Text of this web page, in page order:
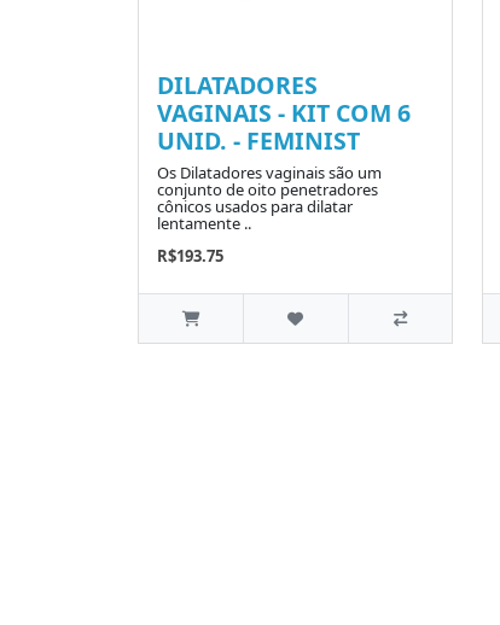
DILATADORES
VAGINAIS - KIT COM 6
UNID. - FEMINIST
Os Dilatadores vaginais são um
conjunto de oito penetradores
cônicos usados para dilatar
lentamente ..
R$193.75